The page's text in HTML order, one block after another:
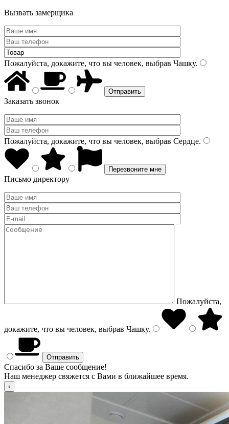
Вызвать замерщика
Пожалуйста, докажите, что вы человек, выбрав Чашку.
Заказать звонок
Пожалуйста, докажите, что вы человек, выбрав Сердце.
Письмо директору
Пожалуйста,
докажите, что вы человек, выбрав Чашку.
Спасибо за Ваше сообщение!
Наш менеджер свяжется с Вами в ближайшее время.